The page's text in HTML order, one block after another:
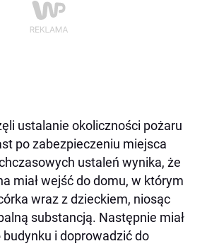
ustalanie okoliczności pożaru
po zabezpieczeniu miejsca
ustaleń wynika, że
miał wejść do domu, w którym
wraz z dzieckiem, niosąc
substancją. Następnie miał
i doprowadzić do